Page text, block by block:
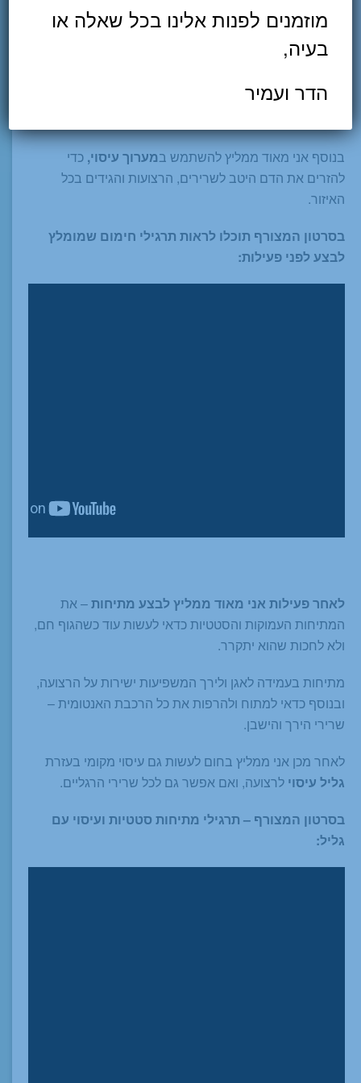
סינדרום ITB – תרגילים ומתיחות
לפני פעילות גופנית יש לבצע
אגן (האגן מסתובב בלבד, ולא כל הגוף) והטיית האגן לצדדים
בנוסף אני מאוד ממליץ להשתמש במערוך עיסוי, כדי
להזרים את הדם היטב לשרירים, הרצועות והגידים בכל
האיזור.
בסרטון המצורף תוכלו לראות תרגילי חימום שמומלץ
לבצע לפני פעילות:
לאחר פעילות אני מאוד ממליץ לבצע מתיחות– את
המתיחות העמוקות והסטטיות כדאי לעשות עוד כשהגוף חם,
ולא לחכות שהוא יתקרר.
מתיחות בעמידה לאגן ולירך המשפיעות ישירות על הרצועה,
ובנוסף כדאי למתוח ולהרפות את כל הרכבת האנטומית –
שרירי הירך והישבן.
לאחר מכן אני ממליץ בחום לעשות גם עיסוי מקומי בעזרת
גליל עיסוי לרצועה, ואם אפשר גם לכל שרירי הרגליים.
בסרטון המצורף – תרגילי מתיחות סטטיות ועיסוי עם
גליל:
מוזמנים לפנות אלינו בכל שאלה או
בעיה,
הדר ועמיר